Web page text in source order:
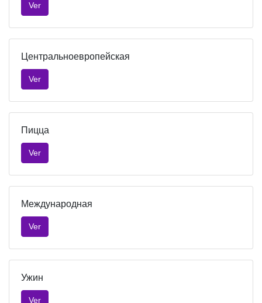
Ver
Центральноевропейская
Ver
Пицца
Ver
Международная
Ver
Ужин
Ver